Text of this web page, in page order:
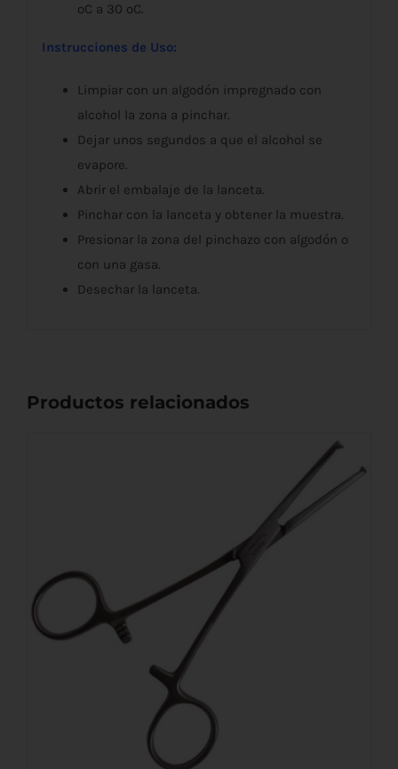
ºC a 30 ºC.
Instrucciones de Uso:
Limpiar con un algodón impregnado con
alcohol la zona a pinchar.
Dejar unos segundos a que el alcohol se
evapore.
Abrir el embalaje de la lanceta.
Pinchar con la lanceta y obtener la muestra.
Presionar la zona del pinchazo con algodón o
con una gasa.
Desechar la lanceta.
Productos relacionados